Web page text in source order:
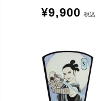
¥9,900 税込